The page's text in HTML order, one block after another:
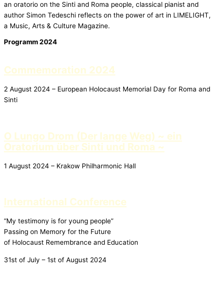
an oratorio on the Sinti and Roma people, classical pianist and
author Simon Tedeschi reflects on the power of art in LIMELIGHT,
a Music, Arts & Culture Magazine.
Programm 2024
Commemoration 2024
2 August 2024 – European Holocaust Memorial Day for Roma and
Sinti​
O Lungo Drom (Der lange Weg) ~ ein
Oratorium über Sinti und Roma ~
1 August 2024 – Krakow Philharmonic Hall
International Conference
“My testimony is for young people”
Passing on Memory for the Future
of Holocaust Remembrance and Education
31st of July – 1st of August 2024